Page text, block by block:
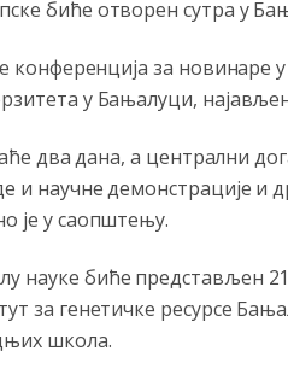
биће отворен сутра у
конференција за новинаре
у Бањалуци,
два дана, а централни
и научне демонстрације и
је у саопштењу.
науке биће представљен
за генетичке ресурсе
школа.